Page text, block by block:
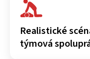
Realistické
týmová